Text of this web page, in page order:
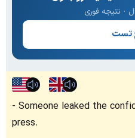
تست
Someone leaked the
press.